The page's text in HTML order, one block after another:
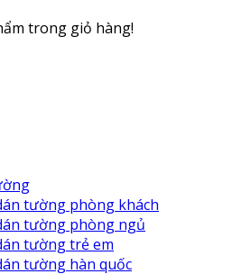
trong giỏ hàng!
tường phòng khách
tường phòng ngủ
tường trẻ em
tường hàn quốc